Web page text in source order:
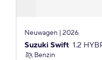
Neuwagen | 2026
Suzuki Swift 1.2
Benzin